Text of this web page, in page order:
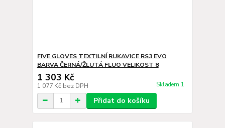
FIVE GLOVES TEXTILNÍ RUKAVICE RS3 EVO
BARVA ČERNÁ/ŽLUTÁ FLUO VELIKOST 8
1 303 Kč
1 077 Kč bez DPH Skladem 1
Přidat do košíku